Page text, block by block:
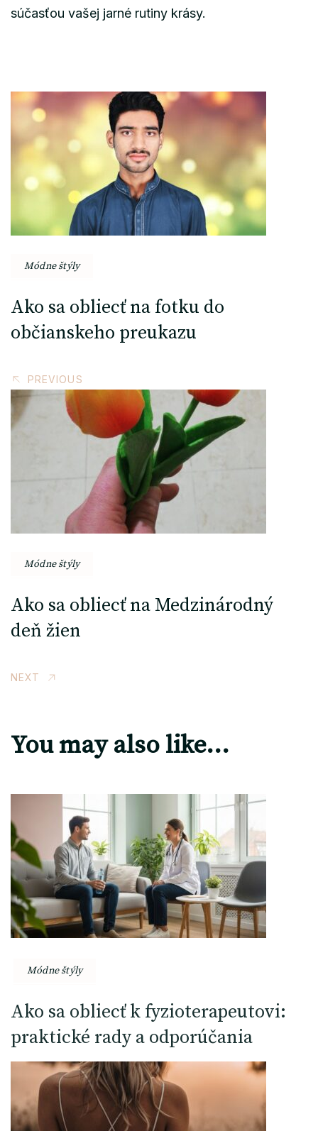
súčasťou vašej jarné rutiny krásy.
Post
Navigation
Módne štýly
Ako sa obliecť na fotku do
občianskeho preukazu
PREVIOUS
Módne štýly
Ako sa obliecť na Medzinárodný
deň žien
NEXT
You may also like...
Módne štýly
Ako sa obliecť k fyzioterapeutovi:
praktické rady a odporúčania